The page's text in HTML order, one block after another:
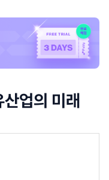
업의 미래